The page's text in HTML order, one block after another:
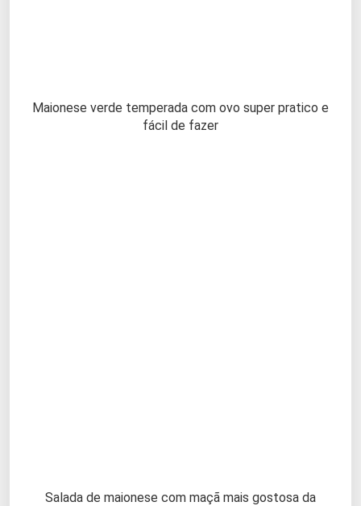
Maionese verde temperada com ovo super pratico e
fácil de fazer
Salada de maionese com maçã mais gostosa da